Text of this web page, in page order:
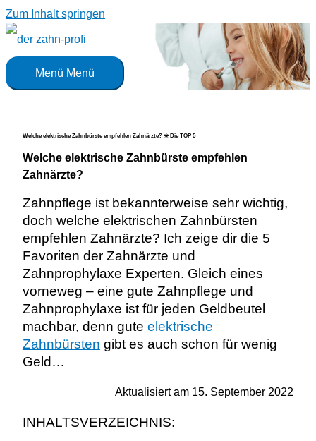
Zum Inhalt springen
Menü Menü
Welche elektrische Zahnbürste empfehlen Zahnärzte? ☀️ Die TOP 5
Welche elektrische Zahnbürste empfehlen
Zahnärzte?
Zahnpflege ist bekannterweise sehr wichtig,
doch welche elektrischen Zahnbürsten
empfehlen Zahnärzte? Ich zeige dir die 5
Favoriten der Zahnärzte und
Zahnprophylaxe Experten. Gleich eines
vorneweg – eine gute Zahnpflege und
Zahnprophylaxe ist für jeden Geldbeutel
machbar, denn gute elektrische
Zahnbürsten gibt es auch schon für wenig
Geld…
Aktualisiert am 15. September 2022
INHALTSVERZEICHNIS: